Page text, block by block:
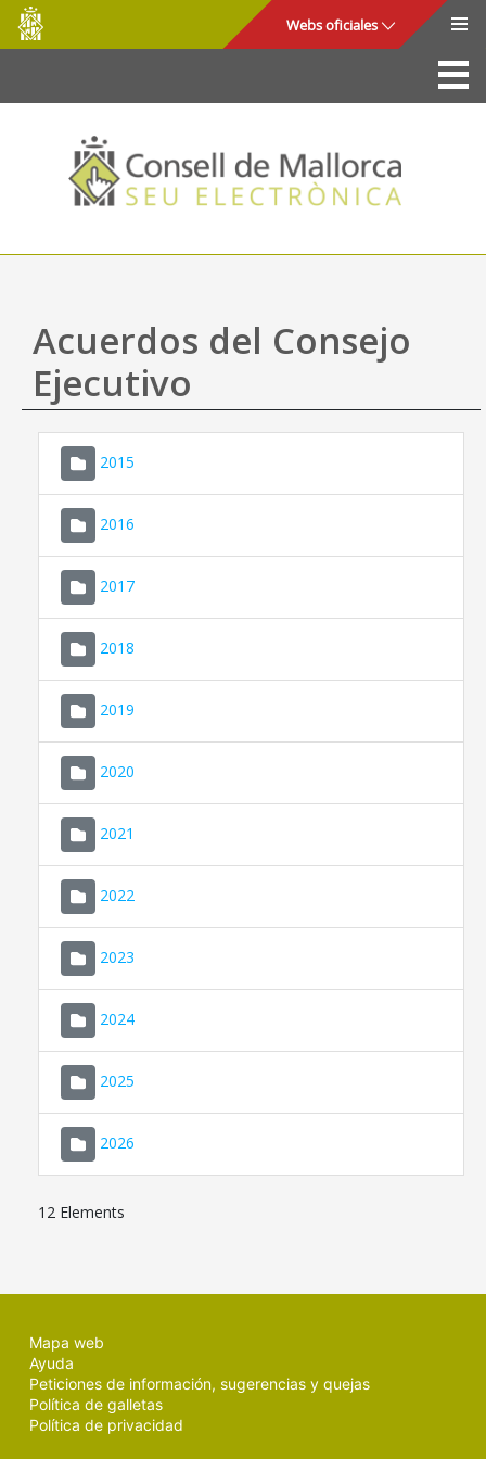
Saltar al contenido principal
Consell
de
Mallorca
Webs oficiales
La Sede
Consejo de Mallorca
Acceso y seguridad
Utilidades
Mapa web
Ayuda
Acuerdos del Consejo
Ejecutivo
2015
2016
2017
2018
2019
2020
2021
2022
2023
2024
2025
2026
12 Elements
Mapa web
Ayuda
Peticiones de información, sugerencias y quejas
Política de galletas
Política de privacidad